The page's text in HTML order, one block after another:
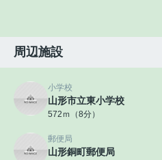
周辺施設
小学校
山形市立東小学校
572ｍ（8分）
郵便局
山形銅町郵便局